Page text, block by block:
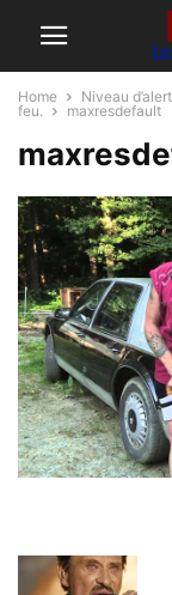
Home
Niveau
feu.
maxresdefault